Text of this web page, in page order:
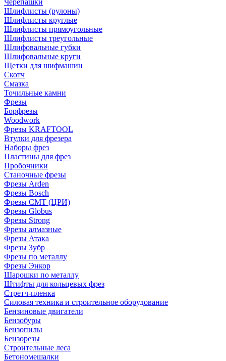
Черепашки
Шлифлисты (рулоны)
Шлифлисты круглые
Шлифлисты прямоугольные
Шлифлисты треугольные
Шлифовальные губки
Шлифовальные круги
Щетки для шифмашин
Скотч
Смазка
Точильные камни
Фрезы
Борфрезы
Woodwork
Фрезы KRAFTOOL
Втулки для фрезера
Наборы фрез
Пластины для фрез
Пробочники
Станочные фрезы
Фрезы Arden
Фрезы Bosch
Фрезы CMT (ЦРИ)
Фрезы Globus
Фрезы Strong
Фрезы алмазные
Фрезы Атака
Фрезы Зубр
Фрезы по металлу
Фрезы Энкор
Шарошки по металлу
Штифты для кольцевых фрез
Стретч-пленка
Силовая техника и строительное оборудование
Бензиновые двигатели
Бензобуры
Бензопилы
Бензорезы
Строительные леса
Бетономешалки